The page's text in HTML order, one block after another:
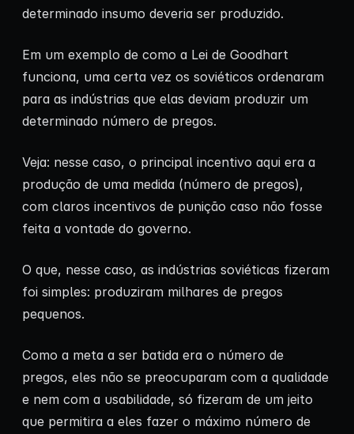
determinado insumo deveria ser produzido.
Em um exemplo de como a Lei de Goodhart
funciona, uma certa vez os soviéticos ordenaram
para as indústrias que elas deviam produzir um
determinado número de pregos.
Veja: nesse caso, o principal incentivo aqui era a
produção de uma medida (número de pregos),
com claros incentivos de punição caso não fosse
feita a vontade do governo.
O que, nesse caso, as indústrias soviéticas fizeram
foi simples: produziram milhares de pregos
pequenos.
Como a meta a ser batida era o número de
pregos, eles não se preocuparam com a qualidade
e nem com a usabilidade, só fizeram de um jeito
que permitira a eles fazer o máximo número de